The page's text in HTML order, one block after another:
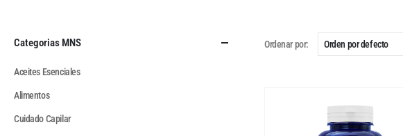
Ordenar por:
Categorias MNS
Aceites Esenciales
Alimentos
Cuidado Capilar